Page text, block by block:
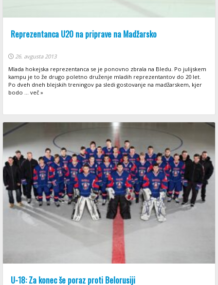
Reprezentanca U20 na priprave na Madžarsko
26. avgusta 2013
Mlada hokejska reprezentanca se je ponovno zbrala na Bledu. Po julijskem
kampu je to že drugo poletno druženje mladih reprezentantov do 20 let.
Po dveh dneh blejskih treningov pa sledi gostovanje na madžarskem, kjer
bodo ... več »
U-18: Za konec še poraz proti Belorusiji